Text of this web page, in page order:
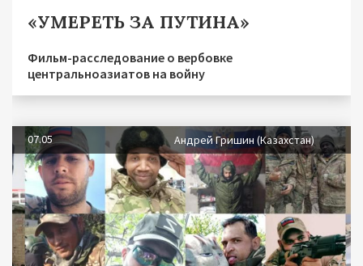
«УМЕРЕТЬ ЗА ПУТИНА»
Фильм-расследование о вербовке
центральноазиатов на войну
07.05 Андрей Гришин (Казахстан)